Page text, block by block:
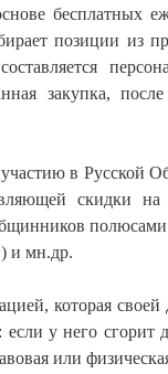
бесплатных
позиции из
закупка,
в Русской
скидки
полюсами
и мн.др.
которая
у него сгорит
или